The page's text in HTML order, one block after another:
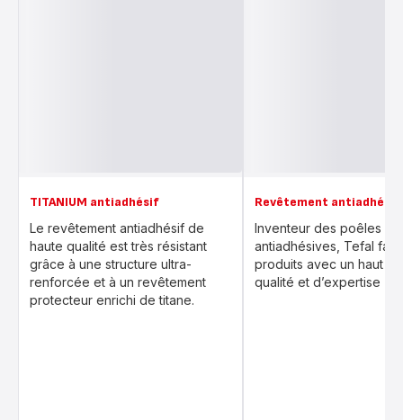
TITANIUM antiadhésif
Le revêtement antiadhésif de
haute qualité est très résistant
grâce à une structure ultra-
renforcée et à un revêtement
protecteur enrichi de titane.
Revêtement antiadhésif
Inventeur des poêles
antiadhésives, Tefal
produits avec un haut
qualité et d’expertise